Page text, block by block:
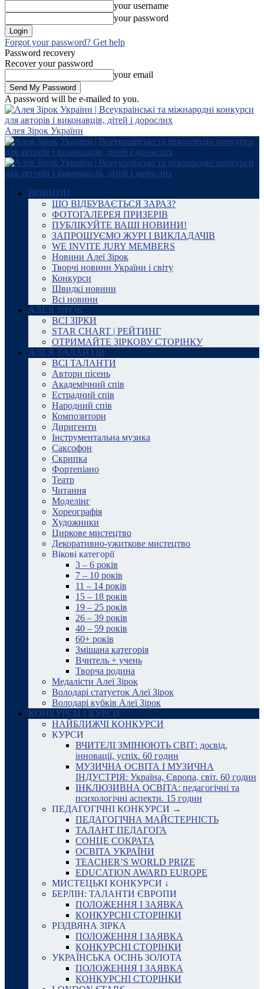
your username
your password
Forgot your password? Get help
Password recovery
Recover your password
your email
A password will be e-mailed to you.
Алея Зірок України
НОВИНИ
ЩО ВІДБУВАЄТЬСЯ ЗАРАЗ?
ФОТОГАЛЕРЕЯ ПРИЗЕРІВ
ПУБЛІКУЙТЕ ВАШІ НОВИНИ!
ЗАПРОШУЄМО ЖУРІ І ВИКЛАДАЧІВ
WE INVITE JURY MEMBERS
Новини Алеї Зірок
Творчі новини України і світу
Конкурси
Швидкі новини
Всі новини
АЛЕЯ ЗІРОК
ВСІ ЗІРКИ
STAR CHART | РЕЙТИНГ
ОТРИМАЙТЕ ЗІРКОВУ СТОРІНКУ
АЛЕЯ ТАЛАНТІВ
ВСІ ТАЛАНТИ
Автори пісень
Академічний спів
Естрадний спів
Народний спів
Композитори
Диригенти
Інструментальна музика
Саксофон
Скрипка
Фортепіано
Театр
Читання
Моделінг
Хореографія
Художники
Циркове мистецтво
Декоративно-ужиткове мистецтво
Вікові категорії
3 – 6 років
7 – 10 років
11 – 14 років
15 – 18 років
19 – 25 років
26 – 39 років
40 – 59 років
60+ років
Змішана категорія
Вчитель + учень
Творча родина
Медалісти Алеї Зірок
Володарі статуеток Алеї Зірок
Володарі кубків Алеї Зірок
КОНКУРСИ І КУРСИ
НАЙБЛИЖЧІ КОНКУРСИ
КУРСИ
ВЧИТЕЛІ ЗМІНЮЮТЬ СВІТ: досвід,
інновації, успіх. 60 годин
МУЗИЧНА ОСВІТА І МУЗИЧНА
ІНДУСТРІЯ: Україна, Європа, світ. 60 годин
ІНКЛЮЗИВНА ОСВІТА: педагогічні та
психологічні аспекти. 15 годин
ПЕДАГОГІЧНІ КОНКУРСИ →
ПЕДАГОГІЧНА МАЙСТЕРНІСТЬ
ТАЛАНТ ПЕДАГОГА
СОНЦЕ СОКРАТА
ОСВІТА УКРАЇНИ
TEACHER’S WORLD PRIZE
EDUCATION AWARD EUROPE
МИСТЕЦЬКІ КОНКУРСИ ↓
БЕРЛІН: ТАЛАНТИ ЄВРОПИ
ПОЛОЖЕННЯ І ЗАЯВКА
КОНКУРСНІ СТОРІНКИ
РІЗДВЯНА ЗІРКА
ПОЛОЖЕННЯ І ЗАЯВКА
КОНКУРСНІ СТОРІНКИ
УКРАЇНСЬКА ОСІНЬ ЗОЛОТА
ПОЛОЖЕННЯ І ЗАЯВКА
КОНКУРСНІ СТОРІНКИ